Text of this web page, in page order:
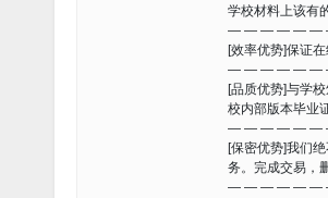
学校材料上该有
— — — — — —
[效率优势]保证
— — — — — —
[品质优势]与学
校内部版本毕业
— — — — — —
[保密优势]我们
务。完成交易，
— — — — — —